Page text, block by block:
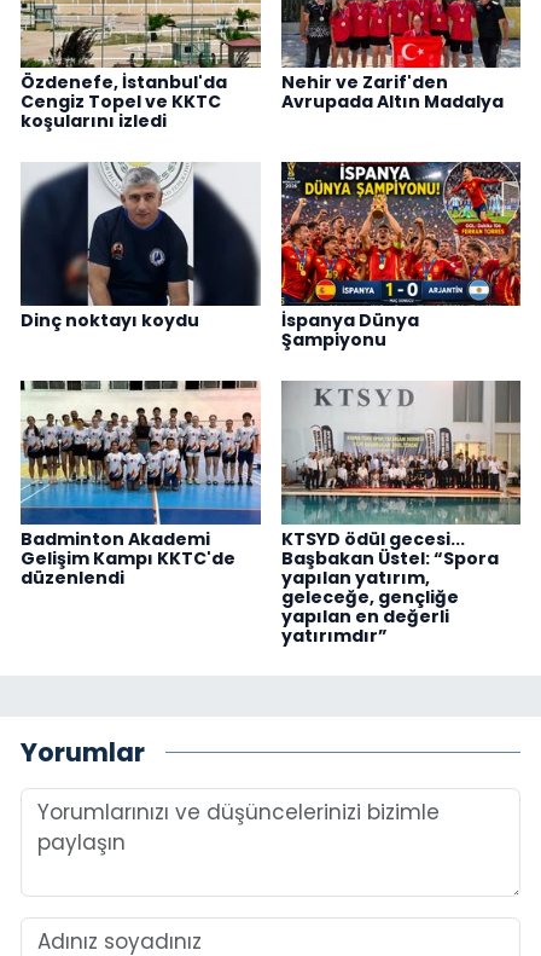
Özdenefe, İstanbul'da
Cengiz Topel ve KKTC
koşularını izledi
Nehir ve Zarif'den
Avrupada Altın Madalya
Dinç noktayı koydu
İspanya Dünya
Şampiyonu
Badminton Akademi
Gelişim Kampı KKTC'de
düzenlendi
KTSYD ödül gecesi...
Başbakan Üstel: “Spora
yapılan yatırım,
geleceğe, gençliğe
yapılan en değerli
yatırımdır”
Yorumlar